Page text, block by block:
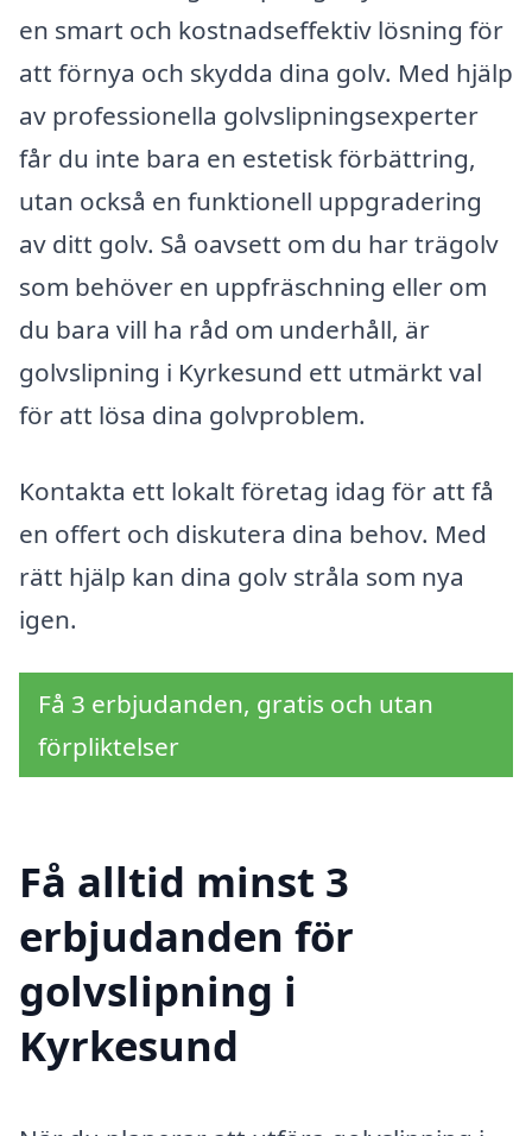
en smart och kostnadseffektiv lösning för
att förnya och skydda dina golv. Med hjälp
av professionella golvslipningsexperter
får du inte bara en estetisk förbättring,
utan också en funktionell uppgradering
av ditt golv. Så oavsett om du har trägolv
som behöver en uppfräschning eller om
du bara vill ha råd om underhåll, är
golvslipning i Kyrkesund ett utmärkt val
för att lösa dina golvproblem.
Kontakta ett lokalt företag idag för att få
en offert och diskutera dina behov. Med
rätt hjälp kan dina golv stråla som nya
igen.
Få 3 erbjudanden, gratis och utan
förpliktelser
Få alltid minst 3
erbjudanden för
golvslipning i
Kyrkesund